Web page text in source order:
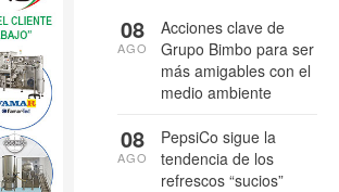
Acciones clave de
Grupo Bimbo para ser
más amigables con el
medio ambiente
08
AGO
PepsiCo sigue la
tendencia de los
refrescos “sucios”
08
AGO